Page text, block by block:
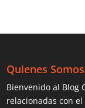
Quienes Somos
Bienvenido al Blog
relacionadas con